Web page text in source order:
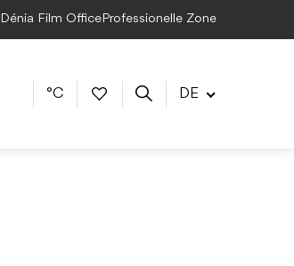
Dénia Film OfficeProfessionelle Zone
°C DE